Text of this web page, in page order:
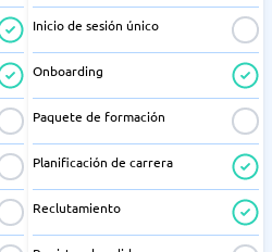
Inicio de sesión único
Onboarding
Paquete de formación
Planificación de carrera
Reclutamiento